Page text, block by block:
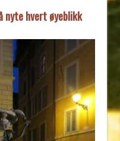
nyte hvert øyeblikk